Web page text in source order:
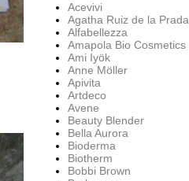
Acevivi
Agatha Ruiz de la Prada
Alfabellezza
Amapola Bio Cosmetics
Ami Iyök
Anne Möller
Apivita
Artdeco
Avene
Beauty Blender
Bella Aurora
Bioderma
Biotherm
Bobbi Brown